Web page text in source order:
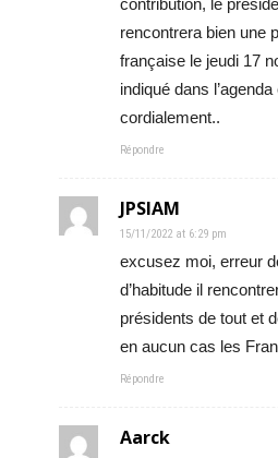
contribution, le
rencontrera bien une
française le jeudi 17
indiqué dans
cordialement..
Répondre
JPSIAM
15/11/2022 at 6:29 pm
excusez moi, erreur
d’habitude il
présidents de tout et
en aucun cas les
Répondre
Aarck